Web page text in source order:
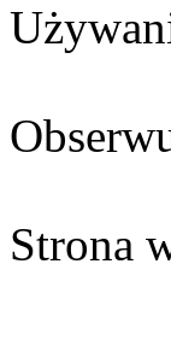
Strona